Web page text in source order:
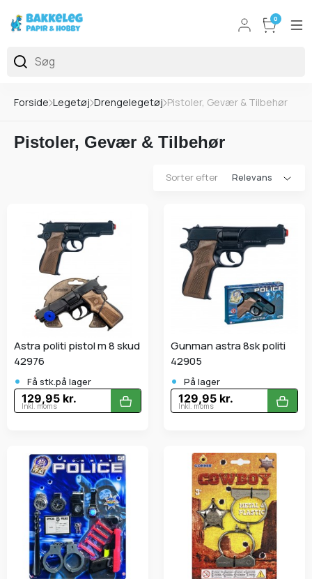
0
Forside Legetøj Drengelegetøj Pistoler, Gevær & Tilbehør
Pistoler, Gevær & Tilbehør
Sorter efter
Astra politi pistol m 8 skud
42976
• Få stk.på lager
129,95 kr.
Inkl. moms
Gunman astra 8sk politi
42905
• På lager
129,95 kr.
Inkl. moms